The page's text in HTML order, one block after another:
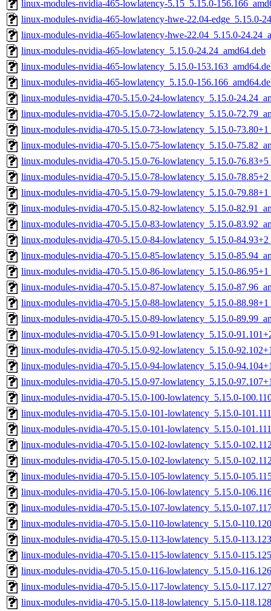
linux-modules-nvidia-465-lowlatency-5.15_5.15.0-
linux-modules-nvidia-465-lowlatency-hwe-22.04-edge_5.15.0-
linux-modules-nvidia-465-lowlatency-hwe-22.04_5.15.0-
linux-modules-nvidia-465-lowlatency_5.15.0-24.24_amd64.deb
linux-modules-nvidia-465-lowlatency_5.15.0-
linux-modules-nvidia-465-lowlatency_5.15.0-
linux-modules-nvidia-470-5.15.0-24-lowlatency_5.15.0-
linux-modules-nvidia-470-5.15.0-72-lowlatency_5.15.0-
linux-modules-nvidia-470-5.15.0-73-lowlatency_5.15.0-
linux-modules-nvidia-470-5.15.0-75-lowlatency_5.15.0-
linux-modules-nvidia-470-5.15.0-76-lowlatency_5.15.0-
linux-modules-nvidia-470-5.15.0-78-lowlatency_5.15.0-
linux-modules-nvidia-470-5.15.0-79-lowlatency_5.15.0-
linux-modules-nvidia-470-5.15.0-82-lowlatency_5.15.0-
linux-modules-nvidia-470-5.15.0-83-lowlatency_5.15.0-
linux-modules-nvidia-470-5.15.0-84-lowlatency_5.15.0-
linux-modules-nvidia-470-5.15.0-85-lowlatency_5.15.0-
linux-modules-nvidia-470-5.15.0-86-lowlatency_5.15.0-
linux-modules-nvidia-470-5.15.0-87-lowlatency_5.15.0-
linux-modules-nvidia-470-5.15.0-88-lowlatency_5.15.0-
linux-modules-nvidia-470-5.15.0-89-lowlatency_5.15.0-
linux-modules-nvidia-470-5.15.0-91-lowlatency_5.15.0-
linux-modules-nvidia-470-5.15.0-92-lowlatency_5.15.0-
linux-modules-nvidia-470-5.15.0-94-lowlatency_5.15.0-
linux-modules-nvidia-470-5.15.0-97-lowlatency_5.15.0-
linux-modules-nvidia-470-5.15.0-100-lowlatency_5.15.0-
linux-modules-nvidia-470-5.15.0-101-lowlatency_5.15.0-
linux-modules-nvidia-470-5.15.0-101-lowlatency_5.15.0-
linux-modules-nvidia-470-5.15.0-102-lowlatency_5.15.0-
linux-modules-nvidia-470-5.15.0-102-lowlatency_5.15.0-
linux-modules-nvidia-470-5.15.0-105-lowlatency_5.15.0-
linux-modules-nvidia-470-5.15.0-106-lowlatency_5.15.0-
linux-modules-nvidia-470-5.15.0-107-lowlatency_5.15.0-
linux-modules-nvidia-470-5.15.0-110-lowlatency_5.15.0-
linux-modules-nvidia-470-5.15.0-113-lowlatency_5.15.0-
linux-modules-nvidia-470-5.15.0-115-lowlatency_5.15.0-
linux-modules-nvidia-470-5.15.0-116-lowlatency_5.15.0-
linux-modules-nvidia-470-5.15.0-117-lowlatency_5.15.0-
linux-modules-nvidia-470-5.15.0-118-lowlatency_5.15.0-